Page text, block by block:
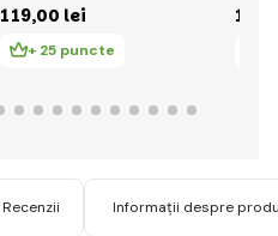
119,00 lei
+ 25 puncte
148
Recenzii Informații despre